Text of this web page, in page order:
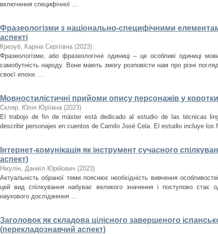
включення специфічної ...
Фразеологізми з національно-специфічними
аспекті
Крезуб, Каріна Сергіївна (2023)
Фразеологізми, або фразеологічні одиниці ‒ це особливі одиниці
самобутність народу. Вони мають змогу розповісти нам про різні
своєї епохи. ...
Мовностилістичні прийоми опису персонажів у
Скляр, Юлія Юріївна (2023)
El trabojo de fin de máster está dedicado al estudio de las técnicas
describir personajes en cuentos de Camilo José Cela. El estudio incluye
Інтернет-комунікація як інструмент сучасного
аспект)
Нікулін, Даниїл Юрійович (2023)
Актуальність обраної теми пояснює необхідність вивчення
цей вид спілкування набуває великого значення і поступово стає
наукового дослідження ...
Заголовок як складова цілісного завершеного
(перекладознавчий аспект)